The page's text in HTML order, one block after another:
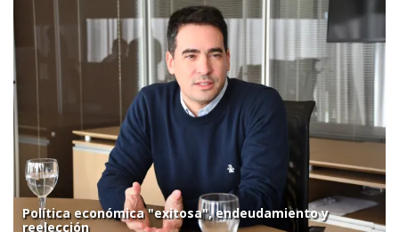
Política económica "exitosa", endeudamiento y
reelección